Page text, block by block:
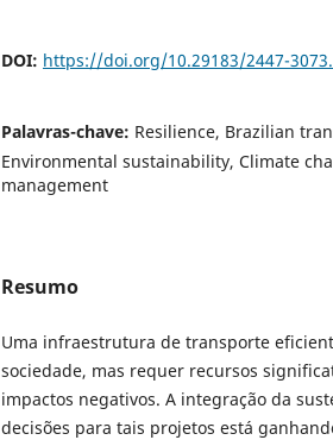
DOI: https://doi.org/10.29183/2447-
Palavras-chave: Resilience, Brazilian
Environmental sustainability, Climate
management
Resumo
Uma infraestrutura de transporte
sociedade, mas requer recursos
impactos negativos. A integração da
decisões para tais projetos está